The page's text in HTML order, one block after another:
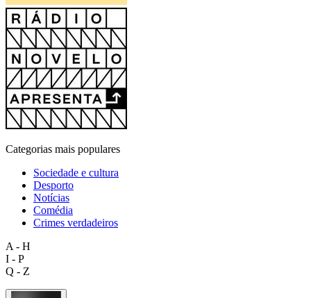
Categorias mais populares
Sociedade e cultura
Desporto
Notícias
Comédia
Crimes verdadeiros
A - H
I - P
Q - Z